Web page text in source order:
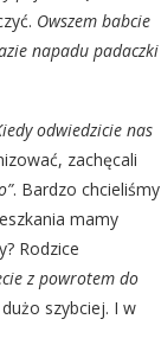
Owszem babcie
napadu padaczki
odwiedzicie nas
zachęcali
. Bardzo chcieliśmy
mamy
Rodzice
z powrotem do
szybciej. I w